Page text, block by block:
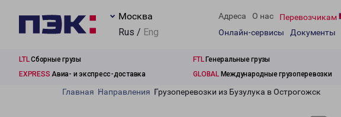
Москва
Rus / Eng
Адреса О нас Перевозчикам
Онлайн-сервисы
Документы
LTLСборные грузы FTLГенеральные грузы
EXPRESS Авиа- и экспресс-доставка GLOBALМеждународные грузоперевозки
Главная Направления Грузоперевозки из Бузулука в Острогожск